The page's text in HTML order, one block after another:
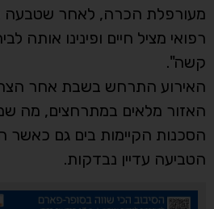
מעורפלת הכרה, לאחר שטבעה
רפואי מציל חיים ופינינו אותה
קשה".
האירוע התרחש בשבת אחר
האזור מלאים במתרחצים, מה
הסכנות הקיימות בים גם כאשר
הטביעה עדיין נבדקות.